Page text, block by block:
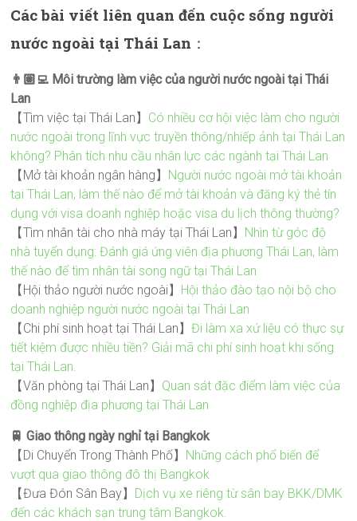
Các bài viết liên quan đến cuộc sống người
nước ngoài tại Thái Lan ：
👨🏽‍💻 Môi trường làm việc của người nước ngoài tại Thái
Lan
【Tìm việc tại Thái Lan】 Có nhiều cơ hội việc làm cho người
nước ngoài trong lĩnh vực truyền thông/nhiếp ảnh tại Thái Lan
không? Phân tích nhu cầu nhân lực các ngành tại Thái Lan
【Mở tài khoản ngân hàng】 Người nước ngoài mở tài khoản
tại Thái Lan, làm thế nào để mở tài khoản và đăng ký thẻ tín
dụng với visa doanh nghiệp hoặc visa du lịch thông thường?
【Tìm nhân tài cho nhà máy tại Thái Lan】 Nhìn từ góc độ
nhà tuyển dụng: Đánh giá ứng viên địa phương Thái Lan, làm
thế nào để tìm nhân tài song ngữ tại Thái Lan
【Hội thảo người nước ngoài】 Hội thảo đào tạo nội bộ cho
doanh nghiệp người nước ngoài tại Thái Lan
【Chi phí sinh hoạt tại Thái Lan】Đi làm xa xứ liệu có thực sự
tiết kiệm được nhiều tiền? Giải mã chi phí sinh hoạt khi sống
tại Thái Lan.
【Văn phòng tại Thái Lan】 Quan sát đặc điểm làm việc của
đồng nghiệp địa phương tại Thái Lan
🚆 Giao thông ngày nghỉ tại Bangkok
【Di Chuyển Trong Thành Phố】 Những cách phổ biến để
vượt qua giao thông đô thị Bangkok
【Đưa Đón Sân Bay】 Dịch vụ xe riêng từ sân bay BKK/DMK
đến các khách sạn trung tâm Bangkok.